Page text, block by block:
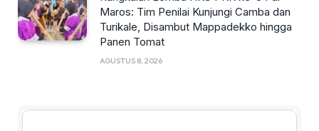
Maros: Tim Penilai Kunjungi Camba dan
Turikale, Disambut Mappadekko hingga
Panen Tomat
AGUSTUS 8, 2026